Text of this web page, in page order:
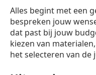
Alles begint met een
bespreken jouw
dat past bij jouw
kiezen van
het selecteren van de